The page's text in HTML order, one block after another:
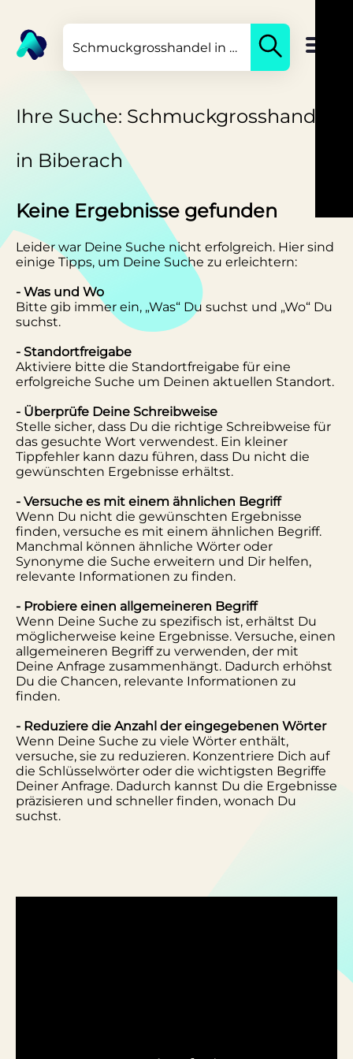
Ihre Suche: Schmuckgrosshandel
in Biberach
Keine Ergebnisse gefunden
Leider war Deine Suche nicht erfolgreich. Hier sind
einige Tipps, um Deine Suche zu erleichtern:
- Was und Wo
Bitte gib immer ein, „Was“ Du suchst und „Wo“ Du
suchst.
- Standortfreigabe
Aktiviere bitte die Standortfreigabe für eine
erfolgreiche Suche um Deinen aktuellen Standort.
- Überprüfe Deine Schreibweise
Stelle sicher, dass Du die richtige Schreibweise für
das gesuchte Wort verwendest. Ein kleiner
Tippfehler kann dazu führen, dass Du nicht die
gewünschten Ergebnisse erhältst.
- Versuche es mit einem ähnlichen Begriff
Wenn Du nicht die gewünschten Ergebnisse
finden, versuche es mit einem ähnlichen Begriff.
Manchmal können ähnliche Wörter oder
Synonyme die Suche erweitern und Dir helfen,
relevante Informationen zu finden.
- Probiere einen allgemeineren Begriff
Wenn Deine Suche zu spezifisch ist, erhältst Du
möglicherweise keine Ergebnisse. Versuche, einen
allgemeineren Begriff zu verwenden, der mit
Deine Anfrage zusammenhängt. Dadurch erhöhst
Du die Chancen, relevante Informationen zu
finden.
- Reduziere die Anzahl der eingegebenen Wörter
Wenn Deine Suche zu viele Wörter enthält,
versuche, sie zu reduzieren. Konzentriere Dich auf
die Schlüsselwörter oder die wichtigsten Begriffe
Deiner Anfrage. Dadurch kannst Du die Ergebnisse
präzisieren und schneller finden, wonach Du
suchst.